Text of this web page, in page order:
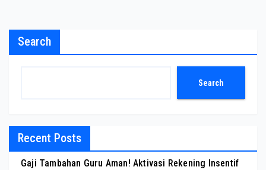
Search
Search
Recent Posts
Gaji Tambahan Guru Aman! Aktivasi Rekening Insentif